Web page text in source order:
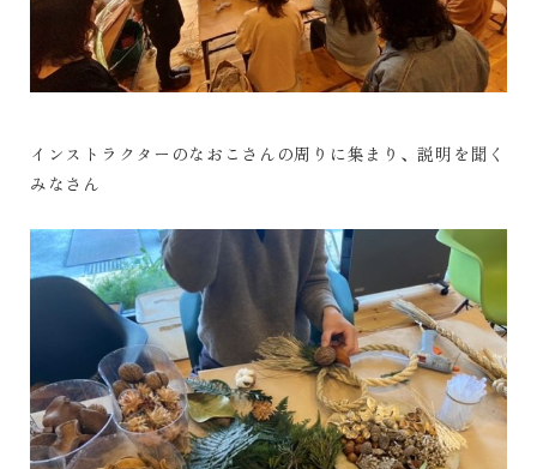
インストラクターのなおこさんの周りに集まり、説明を聞く
みなさん